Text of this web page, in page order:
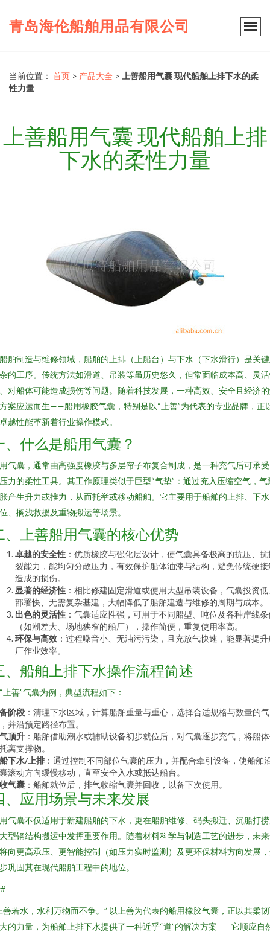
青岛海伦船舶用品有限公司
当前位置： 首页 > 产品大全 >
上善船用气囊 现代船舶上排下水的柔
性力量
上善船用气囊 现代船舶上排
下水的柔性力量
舶制造与维修领域，船舶的上排（上船台）与下水（下水滑行）是关
的工序。传统方法如滑道、吊装等虽历史悠久，但常面临成本高、灵
对船体可能造成损伤等问题。随着科技发展，一种高效、安全且经济
案应运而生——船用橡胶气囊，特别是以“上善”为代表的专业品牌，正
越性能革新着行业操作模式。
、什么是船用气囊？
气囊，通常由高强度橡胶与多层帘子布复合制成，是一种充气后可承
力的柔性工具。其工作原理类似于巨型“气垫”：通过充入压缩空气，气
产生升力或推力，从而托举或移动船舶。它主要用于船舶的上排、下
、搁浅救援及重物搬运等场景。
、上善船用气囊的核心优势
卓越的安全性 ：优质橡胶与强化层设计，使气囊具备极高的抗压、抗
裂能力，能均匀分散压力，有效保护船体油漆与结构，避免传统硬接
造成的损伤。
显著的经济性 ：相比修建固定滑道或使用大型吊装设备，气囊投资低
部署快、无需复杂基建，大幅降低了船舶建造与维修的周期与成本。
出色的灵活性 ：气囊适应性强，可用于不同船型、吨位及各种岸线条
（如潮差大、场地狭窄的船厂），操作简便，重复使用率高。
环保与高效 ：过程噪音小、无油污污染，且充放气快速，能显著提升
厂作业效率。
、船舶上排下水操作流程简述
上善”气囊为例，典型流程如下：
阶段 ：清理下水区域，计算船舶重量与重心，选择合适规格与数量的气
并沿预定路径布置。
顶升 ：船舶借助潮水或辅助设备初步就位后，对气囊逐步充气，将船
离支撑物。
下水/上排 ：通过控制不同部位气囊的压力，并配合牵引设备，使船舶
滚动方向缓慢移动，直至安全入水或抵达船台。
气囊 ：船舶就位后，排气收缩气囊并回收，以备下次使用。
、应用场景与未来发展
气囊不仅适用于新建船舶的下水，更在船舶维修、码头搬迁、沉船打
型钢结构搬运中发挥重要作用。随着材料科学与制造工艺的进步，未
向更高承压、更智能控制（如压力实时监测）及更环保材料方向发展
巩固其在现代船舶工程中的地位。
善若水，水利万物而不争。” 以上善为代表的船用橡胶气囊，正以其柔
的力量，为船舶上排下水提供了一种近乎“道”的解决方案——它顺应自